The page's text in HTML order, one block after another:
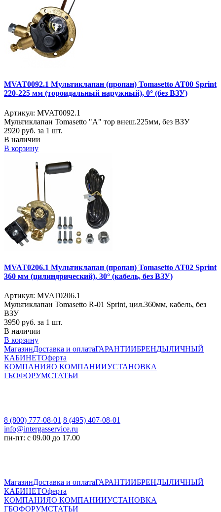
MVAT0092.1 Мультиклапан (пропан) Tomasetto AT00 Sprint
220-225 мм (тороидальный наружный), 0° (без ВЗУ)
Артикул: MVAT0092.1
Мультиклапан Tomasetto "A" тор внеш.225мм, без ВЗУ
2920 руб. за 1 шт.
В наличии
В корзину
MVAT0206.1 Мультиклапан (пропан) Tomasetto AT02 Sprint
360 мм (цилиндрический), 30° (кабель, без ВЗУ)
Артикул: MVAT0206.1
Мультиклапан Tomasetto R-01 Sprint, цил.360мм, кабель, без
ВЗУ
3950 руб. за 1 шт.
В наличии
В корзину
МагазинДоставка и оплатаГАРАНТИИБРЕНДЫЛИЧНЫЙ
КАБИНЕТОферта
КОМПАНИЯО КОМПАНИИУСТАНОВКА
ГБОФОРУМСТАТЬИ
8 (800) 777-08-01 8 (495) 407-08-01
info@intergasservice.ru
пн-пт: с 09.00 до 17.00
МагазинДоставка и оплатаГАРАНТИИБРЕНДЫЛИЧНЫЙ
КАБИНЕТОферта
КОМПАНИЯО КОМПАНИИУСТАНОВКА
ГБОФОРУМСТАТЬИ